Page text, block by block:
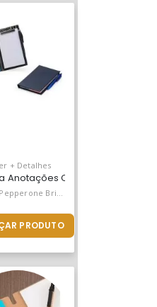
Aproximadamente 25
+ Detalhes
Anotações Com Caneta Para
Brindes
PRODUTO